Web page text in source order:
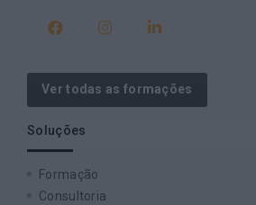
Ver todas as formações
Soluções
Formação
Consultoria